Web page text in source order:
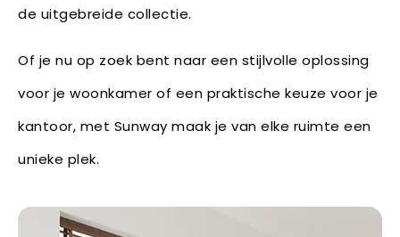
de uitgebreide collectie.
Of je nu op zoek bent naar een stijlvolle oplossing
voor je woonkamer of een praktische keuze voor je
kantoor, met Sunway maak je van elke ruimte een
unieke plek.